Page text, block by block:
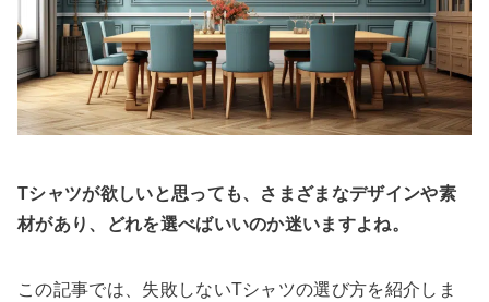
Tシャツが欲しいと思っても、さまざまなデザインや素
材があり、どれを選べばいいのか迷いますよね。
この記事では、失敗しないTシャツの選び方を紹介しま